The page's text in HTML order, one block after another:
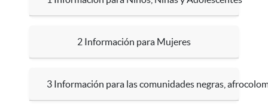
2 Información para Mujeres
3 Información para las comunidades negras,